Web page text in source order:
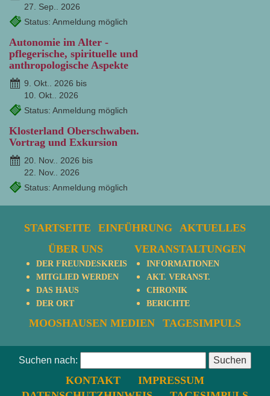
27. Sep.. 2026
Status: Anmeldung möglich
Autonomie im Alter -
pflegerische, spirituelle und
anthropologische Aspekte
9. Okt.. 2026 bis
10. Okt.. 2026
Status: Anmeldung möglich
Klosterland Oberschwaben.
Vortrag und Exkursion
20. Nov.. 2026 bis
22. Nov.. 2026
Status: Anmeldung möglich
STARTSEITE EINFÜHRUNG
AKTUELLES
ÜBER UNS
DER FREUNDESKREIS
MITGLIED WERDEN
DAS HAUS
DER ORT
VERANSTALTUNGEN
INFORMATIONEN
AKT. VERANST.
CHRONIK
BERICHTE
MOOSHAUSEN MEDIEN TAGESIMPULS
Suchen nach:
KONTAKT
IMPRESSUM